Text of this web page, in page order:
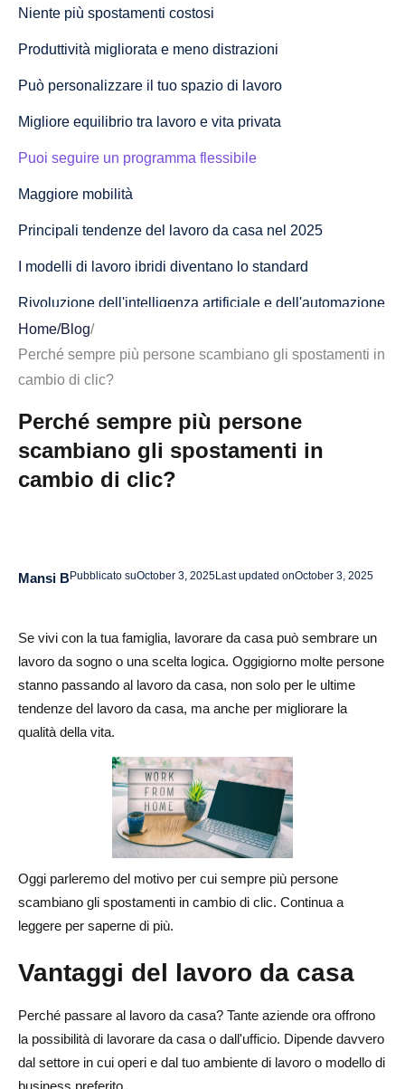
Niente più spostamenti costosi
Produttività migliorata e meno distrazioni
Può personalizzare il tuo spazio di lavoro
Migliore equilibrio tra lavoro e vita privata
Puoi seguire un programma flessibile
Maggiore mobilità
Principali tendenze del lavoro da casa nel 2025
I modelli di lavoro ibridi diventano lo standard
Rivoluzione dell'intelligenza artificiale e dell'automazione
La realtà virtuale cambia la collaborazione remota
Espansione globale della forza lavoro
La sicurezza informatica ha la priorità
La pianificazione flessibile diventa non negoziabile
Le migliori idee di business per il lavoro a distanza
E-commerce e prodotti digitali
Servizi di consulenza specializzati
Tipi di attività collaterali del negozio online che puoi
provare
Impegno digitale e basato sui servizi
Modelli di business ibridi
Domande frequenti sul lavoro da casa
Quali sono le tendenze più popolari per il lavoro da casa
costi di avvio più bassi?
Quanti soldi puoi guadagnare con i negozi online?
Home/Blog/
Perché sempre più persone scambiano gli spostamenti in
cambio di clic?
Perché sempre più persone
scambiano gli spostamenti in
cambio di clic?
Mansi BPubblicato suOctober 3, 2025Last updated onOctober 3, 2025
Se vivi con la tua famiglia, lavorare da casa può sembrare un
lavoro da sogno o una scelta logica. Oggigiorno molte persone
stanno passando al lavoro da casa, non solo per le ultime
tendenze del lavoro da casa, ma anche per migliorare la
qualità della vita.
Oggi parleremo del motivo per cui sempre più persone
scambiano gli spostamenti in cambio di clic. Continua a
leggere per saperne di più.
Vantaggi del lavoro da casa
Perché passare al lavoro da casa? Tante aziende ora offrono
la possibilità di lavorare da casa o dall'ufficio. Dipende davvero
dal settore in cui operi e dal tuo ambiente di lavoro o modello di
business preferito.